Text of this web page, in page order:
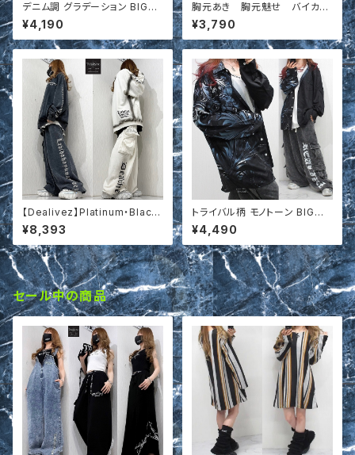
デニム調 グラデーション BIGシ
ルエット オーバーシャツ t6720
15
¥4,190
胸元あき 胸元魅せ バイカラ
ー配色切替 Aライン 美シル
エット フレアチュニック イン
ポート
¥3,790
【Dealivez】Platinum・Black
Letter 特殊加工 刺繍 スウェッ
ト トレーナー プルオーバー
¥8,393
トライバル柄 モノトーン BIGシ
ルエット オーバーシャツt68031
5
¥4,490
セール中の商品